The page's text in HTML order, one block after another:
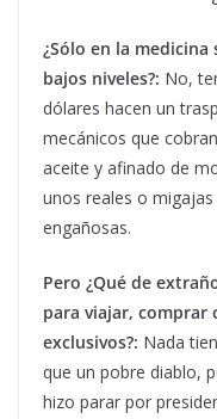
¿Sólo en la
bajos niveles?: No,
dólares hacen un
mecánicos que
aceite y afinado de
unos reales o
engañosas.
Pero ¿Qué de
para viajar, comprar
exclusivos?: Nada
que un pobre diablo,
hizo parar por